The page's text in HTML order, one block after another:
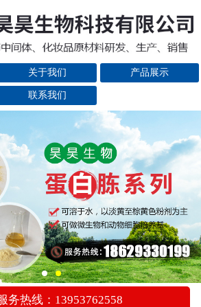
关于我们 产品展示
联系我们
务热线：13953762558